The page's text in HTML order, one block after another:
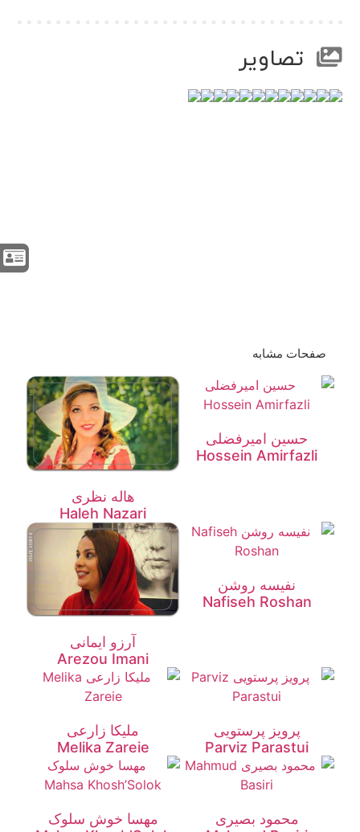
تصاویر
Setare Tabatabaei Artist actress
Setareh Tabatabaei cinema
صفحات مشابه
حسین امیرفضلی
Hossein Amirfazli
هاله نظری
Haleh Nazari
نفیسه روشن
Nafiseh Roshan
آرزو ایمانی
Arezou Imani
پرویز پرستویی
Parviz Parastui
ملیکا زارعی
Melika Zareie
محمود بصیری
مهسا خوش سلوک